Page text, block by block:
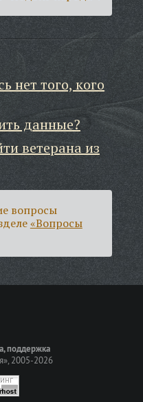
нет того, кого
данные?
ветерана из
вопросы
«Вопросы
поддержка
, 2005-2026